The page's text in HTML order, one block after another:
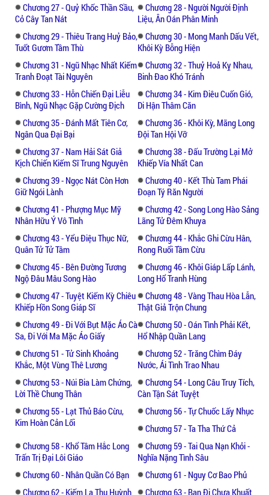
Chương 27 - Quỷ Khốc Thần Sầu,
Cỏ Cây Tan Nát
Chương 28 - Người Người Định
Liệu, Ân Oán Phân Minh
Chương 29 - Thiêu Trang Huỷ Bảo,
Tuốt Gươm Tầm Thù
Chương 30 - Mong Manh Dấu Vết,
Khôi Kỳ Bỗng Hiện
Chương 31 - Ngũ Nhạc Nhất Kiếm
Tranh Đoạt Tài Nguyên
Chương 32 - Thuỷ Hoả Kỵ Nhau,
Binh Đao Khó Tránh
Chương 33 - Hỗn Chiến Đại Liễu
Bình, Ngũ Nhạc Gặp Cường Địch
Chương 34 - Kim Điêu Cuốn Gió,
Di Hận Thâm Căn
Chương 35 - Đánh Mất Tiên Cơ,
Ngân Qua Đại Bại
Chương 36 - Khôi Kỳ, Mãng Long
Đội Tan Hội Vỡ
Chương 37 - Nam Hải Sát Giả
Kịch Chiến Kiếm Sĩ Trung Nguyên
Chương 38 - Đấu Trường Lại Mở
Khiếp Vía Nhất Can
Chương 39 - Ngọc Nát Còn Hơn
Giữ Ngói Lành
Chương 40 - Kết Thù Tam Phái
Đoạn Tý Răn Người
Chương 41 - Phượng Mục Mỹ
Nhân Hữu Ý Vô Tình
Chương 42 - Song Long Hào Sảng
Lãng Tử Đêm Khuya
Chương 43 - Yểu Điệu Thục Nữ,
Quân Tử Tử Tâm
Chương 44 - Khắc Ghi Cừu Hân,
Rong Ruổi Tầm Cừu
Chương 45 - Bên Đường Tương
Ngộ Đâu Mâu Song Hào
Chương 46 - Khôi Giáp Lấp Lánh,
Long Hổ Tranh Hùng
Chương 47 - Tuyệt Kiếm Kỳ Chiêu
Khiếp Hồn Song Giáp Sĩ
Chương 48 - Vàng Thau Hòa Lẫn,
Thật Giả Trộn Chung
Chương 49 - Đi Với Bụt Mặc Áo Cà
Sa, Đi Với Ma Mặc Áo Giấy
Chương 50 - Oán Tình Phải Kết,
Hổ Nhập Quần Lang
Chương 51 - Tử Sinh Khoảng
Khắc, Một Vùng Thê Lương
Chương 52 - Trăng Chìm Đáy
Nước, Ái Tình Trao Nhau
Chương 53 - Núi Bia Làm Chứng,
Lời Thề Chung Thân
Chương 54 - Long Câu Truy Tích,
Càn Tận Sát Tuyệt
Chương 55 - Lạt Thủ Báo Cừu,
Kim Hoàn Cản Lối
Chương 56 - Tự Chuốc Lấy Nhục
Chương 57 - Ta Tha Thứ Cả
Chương 58 - Khổ Tâm Hắc Long
Trấn Trị Đại Lôi Giáo
Chương 59 - Tai Qua Nạn Khỏi -
Nghĩa Nặng Tình Sâu
Chương 60 - Nhân Quần Có Bạn
Chương 61 - Nguy Cơ Bao Phủ
Chương 62 - Kiếm La Thu Huỳnh
Chương 63 - Bạn Đi Chưa Khuất